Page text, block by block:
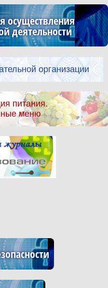
осуществления
деятельности
организации
питания.
меню